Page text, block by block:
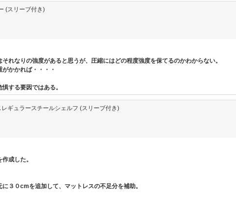
(スリーブ付き)
れなりの強度があると思うが、圧縮にはどの程度強度を保てるのかわからない。
かかれば・・・・
する要因ではある。
ギュラースチールシェルフ (スリーブ付き)
成した。
３０cmを追加して、マットレスの不足分を補助。